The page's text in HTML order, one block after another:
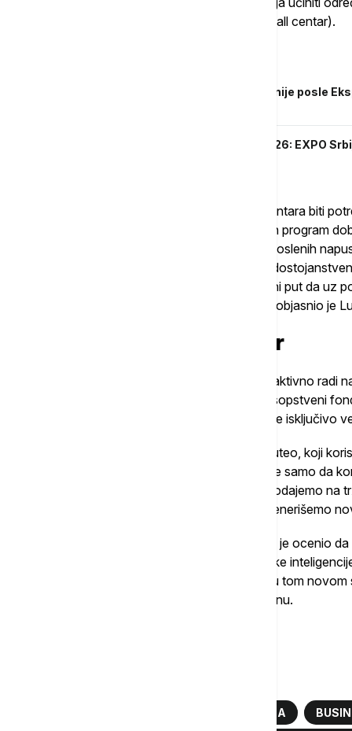
sektorima kao što je korisnička podrška (call centar).
Da li će nekretnine u Beogradu biti jeftinije posle
Dušan Borovčanin na Biznis samitu 2026: EXPO
“Svesni smo da će nam u prvoj liniji call centara biti
rasporedimo. Zbog toga planiramo snažan program
godine, kojim ciljamo da oko 25 odsto zaposlenih
starijim kolegama damo šansu da odu na
prijem novih ljudi na dve godine. To je jedini put da uz
firmu i učinimo je maksimalno efikasnom“, objasnio je
Telekom kao investitor
Osim interne optimizacije, Telekom Srbija aktivno
Lučić je podsetio da kompanija poseduje sopstveni
udeo u 26 startapa, od kojih se mnogi bave isključivo
Jedan od uspešnih primera je startap Reputeo, koji
intelektualne svojine od krađe. „Naš cilj nije samo da
kreiramo proizvode koje ćemo moći da prodajemo na
digitalne ekonomije i da kroz te startape generišemo
Zaključujući svoje izlaganje, Vladimir Lučić je ocenio
kombinacija 5G mreže, senzorike i veštačke
Srbija, prema njegovim rečima, nastoji da u tom
diktira tempo tehnoloških promena u regionu.
EURONEWS SRBIJA